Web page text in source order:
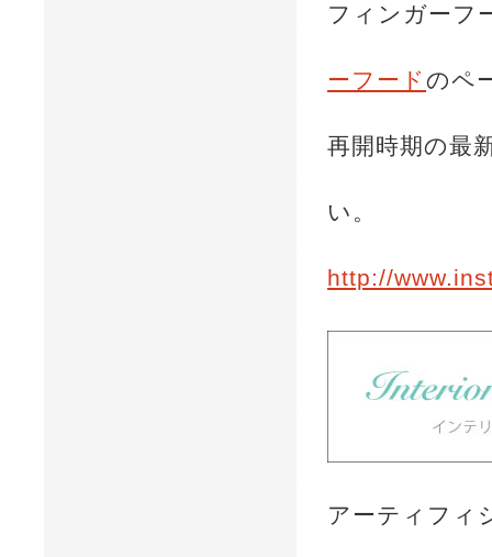
フィンガーフ
ーフードのペ
再開時期の最
い。
http://
アーティフィ